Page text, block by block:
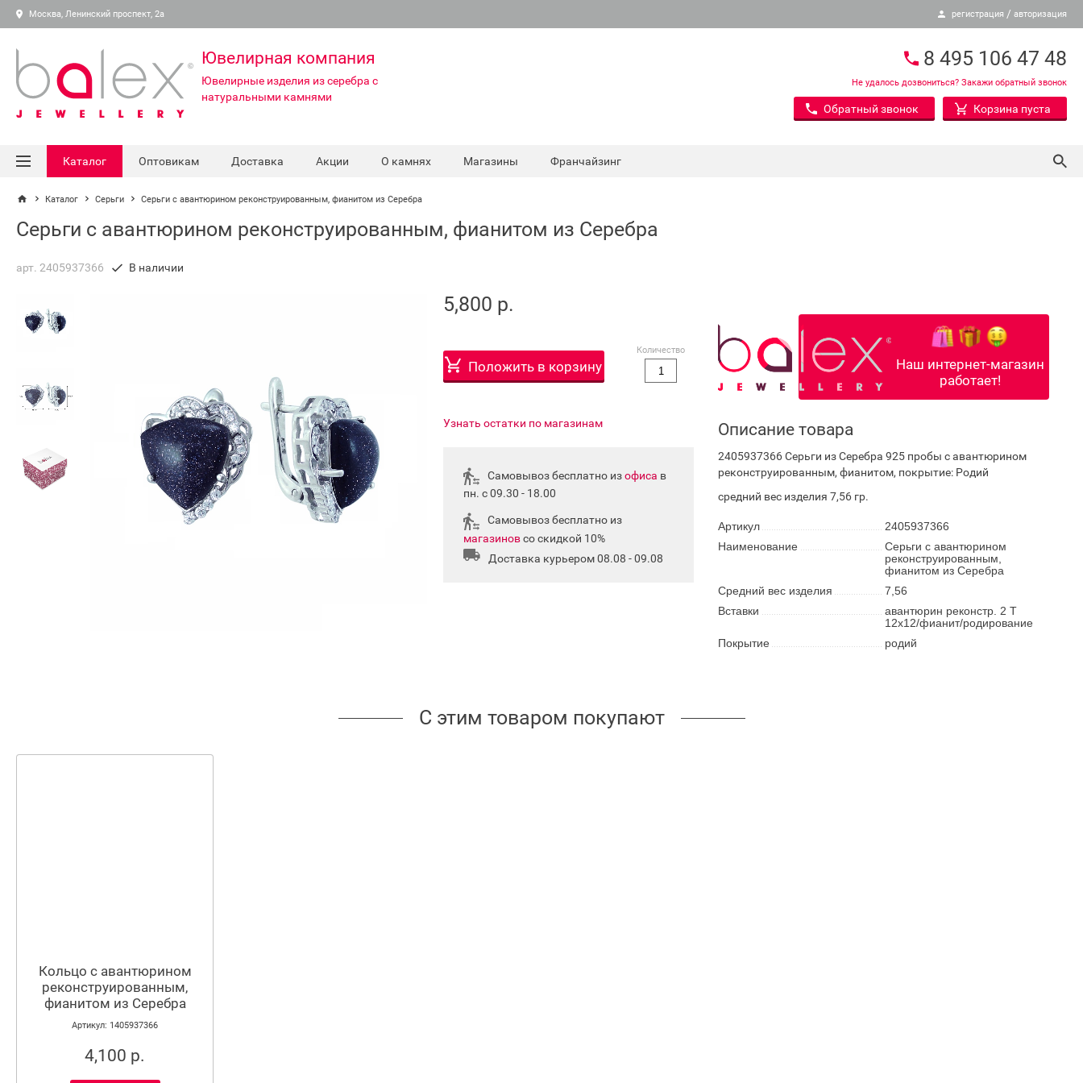
Москва, Ленинский проспект, 2а регистрация / авторизация
Ювелирная компания
Ювелирные изделия из серебра с
натуральными камнями
8 495 106 47 48
Не удалось дозвониться? Закажи обратный звонок
Обратный звонок Корзина пуста
Каталог Оптовикам Доставка Акции О камнях Магазины Франчайзинг
Каталог Серьги Серьги с авантюрином реконструированным, фианитом из Серебра
Серьги с авантюрином реконструированным, фианитом из Серебра
арт. 2405937366 В наличии
5,800 р.
Положить в корзину
Количество
Узнать остатки по магазинам
Самовывоз бесплатно изофиса в
пн. с 09.30 - 18.00
Самовывоз бесплатно из
магазиновсо скидкой 10%
Доставка курьером 08.08 - 09.08
Наш интернет-магазин
работает!
Описание товара
2405937366 Серьги из Серебра 925 пробы с авантюрином
реконструированным, фианитом, покрытие: Родий
средний вес изделия 7,56 гр.
Артикул
2405937366
Наименование
Серьги с авантюрином
реконструированным,
фианитом из Серебра
Средний вес изделия
7,56
Вставки
авантюрин реконстр. 2 Т
12х12/фианит/родирование
Покрытие
родий
С этим товаром покупают
Кольцо с авантюрином
реконструированным,
фианитом из Серебра
Артикул: 1405937366
4,100 р.